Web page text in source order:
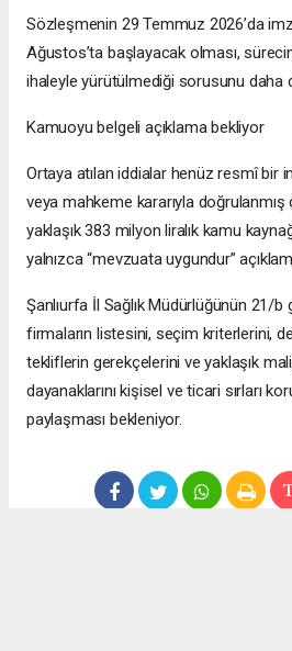
Sözleşmenin 29 Temmuz 2026’da
Ağustos’ta başlayacak olması,
ihaleyle yürütülmediği sorusunu daha
Kamuoyu belgeli açıklama bekliyor
Ortaya atılan iddialar henüz resmî bir
veya mahkeme kararıyla doğrulanmış
yaklaşık 383 milyon liralık kamu
yalnızca “mevzuata uygundur”
Şanlıurfa İl Sağlık Müdürlüğünün 21/
firmaların listesini, seçim kriterlerini,
tekliflerin gerekçelerini ve yaklaşık
dayanaklarını kişisel ve ticari sırları
paylaşması bekleniyor.